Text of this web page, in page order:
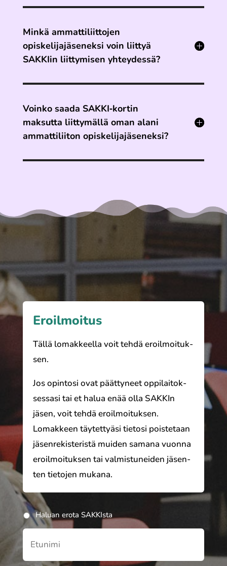
Minkä ammattiliittojen
opiskelijajäseneksi voin liittyä
SAKKIin liittymisen yhteydessä?
Voinko saada SAKKI‐kortin
maksutta liittymällä oman alani
ammattiliiton opiskelijajäseneksi?
Eroilmoitus
Tällä lomak­keel­la voit tehdä eroil­moi­tuk­
sen.
Jos opin­to­si ovat päät­ty­neet oppi­lai­tok­
ses­sa­si tai et halua enää olla SAKKIn
jäsen, voit tehdä eroil­moi­tuk­sen.
Lomakkeen täytet­tyä­si tietosi pois­te­taan
jäsen­re­kis­te­ris­tä muiden samana vuonna
eroil­moi­tuk­sen tai valmis­tu­nei­den jäsen­
ten tieto­jen mukana.
Haluan erota SAKKIsta